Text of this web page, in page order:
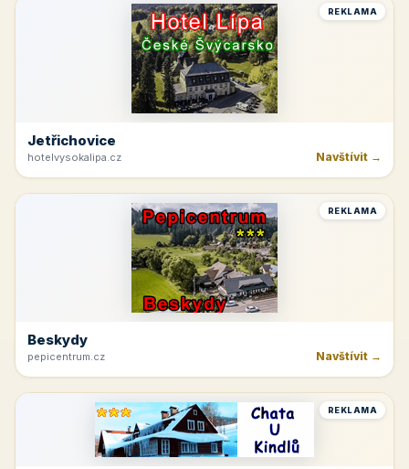
REKLAMA
Jetřichovice
hotelvysokalipa.cz Navštívit →
REKLAMA
Beskydy
pepicentrum.cz Navštívit →
REKLAMA